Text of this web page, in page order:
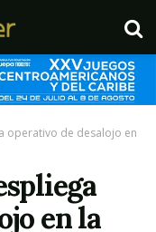
operativo de desalojo en
en la